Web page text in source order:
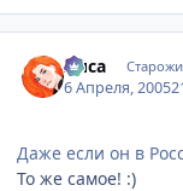
Лиса
6 Апреля, 2005
Даже если он в
То же самое! :)